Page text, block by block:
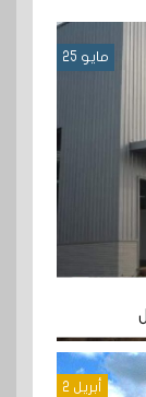
مايو 25
أبريل 2